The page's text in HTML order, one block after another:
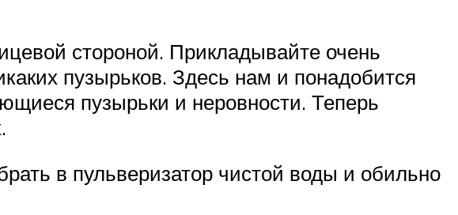
стороной. Прикладывайте очень
пузырьков. Здесь нам и понадобится
пузырьки и неровности. Теперь
в пульверизатор чистой воды и обильно